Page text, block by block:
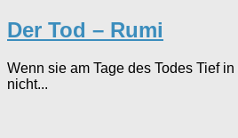
Der Tod – Rumi
Wenn sie am Tage des Todes Tief
nicht...